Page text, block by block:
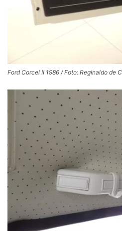
Ford Corcel II 1986 / Foto: Reginaldo de